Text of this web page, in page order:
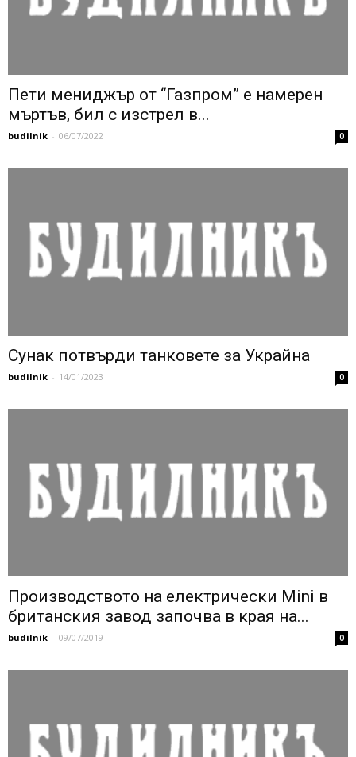
Пети мениджър от “Газпром” е намерен
мъртъв, бил с изстрел в...
budilnik - 06/07/2022 0
Сунак потвърди танковете за Украйна
budilnik - 14/01/2023 0
Производството на електрически Mini в
британския завод започва в края на...
budilnik - 09/07/2019 0